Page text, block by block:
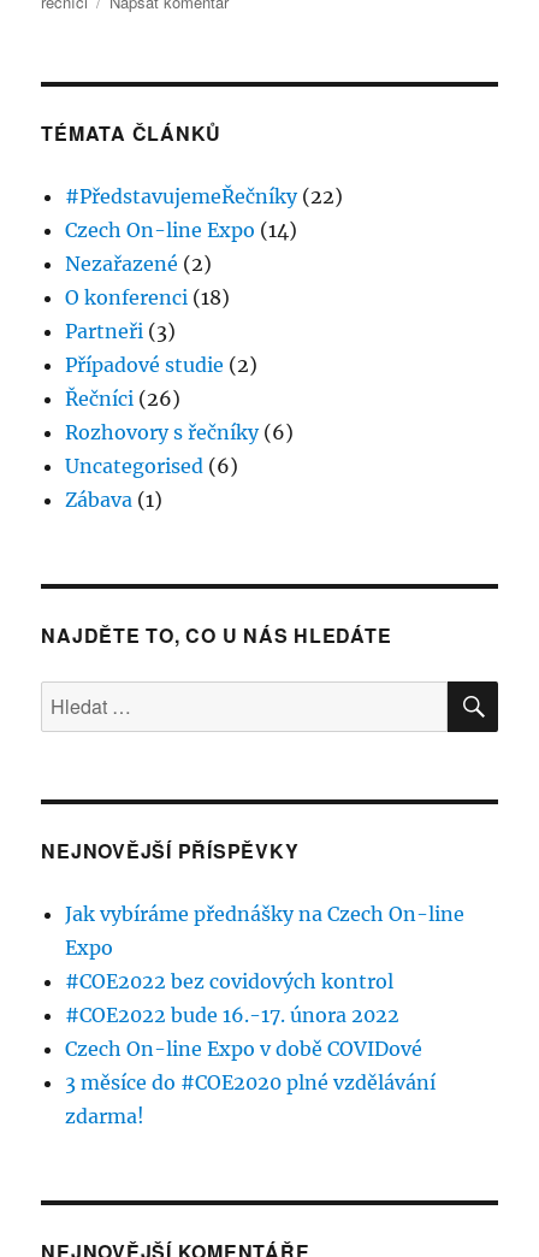
o
k
I
p
názvem
2017
–
vidí
účastníci
a
připravujeme
na
ročník
TÉMATA ČLÁNKŮ
#PředstavujemeŘečníky(22)
Czech On-line Expo (14)
Nezařazené (2)
O konferenci (18)
Partneři (3)
Případové studie (2)
Řečníci (26)
Rozhovory s řečníky(6)
Uncategorised (6)
Zábava (1)
NAJDĚTE TO, CO U NÁS HLEDÁTE
Hledat:
NEJNOVĚJŠÍ PŘÍSPĚVKY
Jak vybíráme přednášky na Czech On-line
Expo
#COE2022 bez covidových kontrol
#COE2022 bude 16.-17. února 2022
Czech On-line Expo v době COVIDové
3 měsíce do #COE2020 plné vzdělávání
zdarma!